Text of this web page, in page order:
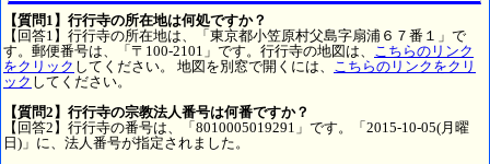
【質問1】行行寺の所在地は何処ですか？
【回答1】行行寺の所在地は、「東京都小笠原村父島字扇浦６７番１」で
す。郵便番号は、「〒100-2101」です。行行寺の地図は、 こちらのリンク
をクリック してください。 地図を別窓で開くには、 こちらのリンクをクリ
ック してください。
【質問2】行行寺の宗教法人番号は何番ですか？
【回答2】行行寺の番号は、「8010005019291」です。「2015-10-05(月曜
日)」に、法人番号が指定されました。